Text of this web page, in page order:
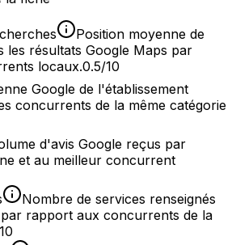
Position moyenne de
les résultats Google Maps par
locaux.0.5/10
Google de l'établissement
concurrents de la même catégorie
d'avis Google reçus par
et au meilleur concurrent
Nombre de services renseignés
rapport aux concurrents de la